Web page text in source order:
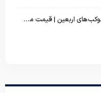
خرید عمده پتو مینک برای موکب‌های اربعین | قیمت مناسب و ارسال سریع